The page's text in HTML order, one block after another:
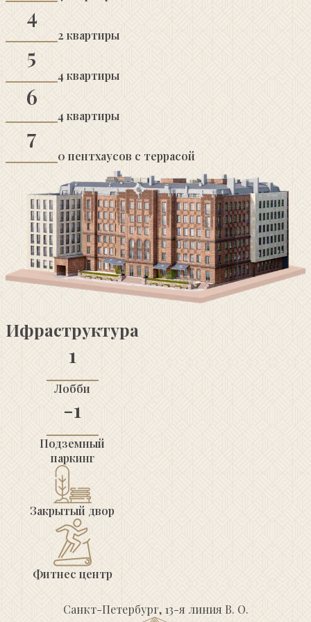
4
2 квартиры
5
4 квартиры
6
4 квартиры
7
0 пентхаусов с террасой
Ифраструктура
1
Лобби
-1
Подземный
паркинг
Закрытый двор
Фитнес центр
Санкт-Петербург, 13-я линия В. О.